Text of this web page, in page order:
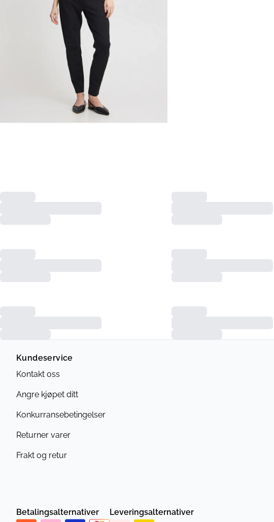
Kundeservice
Kontakt oss
Angre kjøpet ditt
Konkurransebetingelser
Returner varer
Frakt og retur
Betalingsalternativer Leveringsalternativer